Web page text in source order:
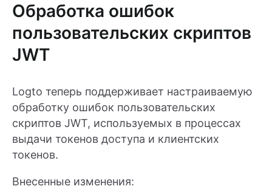
Обработка ошибок
пользовательских скриптов
JWT
Logto теперь поддерживает настраиваемую
обработку ошибок пользовательских
скриптов JWT, используемых в процессах
выдачи токенов доступа и клиентских
токенов.
Внесенные изменения: